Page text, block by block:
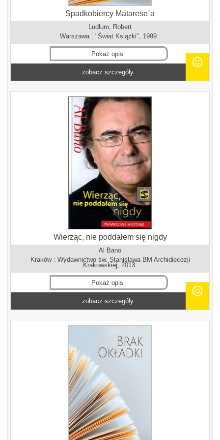
Spadkobiercy Matarese`a
Ludlum, Robert
Warszawa : "Świat Książki", 1999 .
Pokaż opis
zobacz szczegóły
Wierząc, nie poddałem się nigdy
Al Bano
Kraków : Wydawnictwo św. Stanisława BM Archidiecezji
Krakowskiej, 2013.
Pokaż opis
zobacz szczegóły